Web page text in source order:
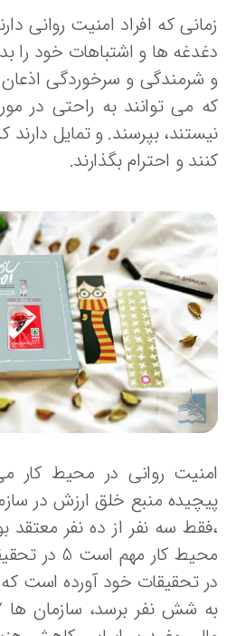
که افراد امنیت روانی دارند
ها و اشتباهات خود را
شرمندگی و سرخوردگی اذعان
می توانند به راحتی در
بپرسند. و تمایل دارند که
و احترام بگذارند.
روانی در محیط کار
سه نفر از ده نفر معتقد
محیط کار مهم است
تحقیقات خود آورده است که